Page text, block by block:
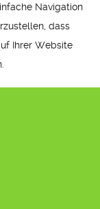
Navigation
dass
Ihrer Website